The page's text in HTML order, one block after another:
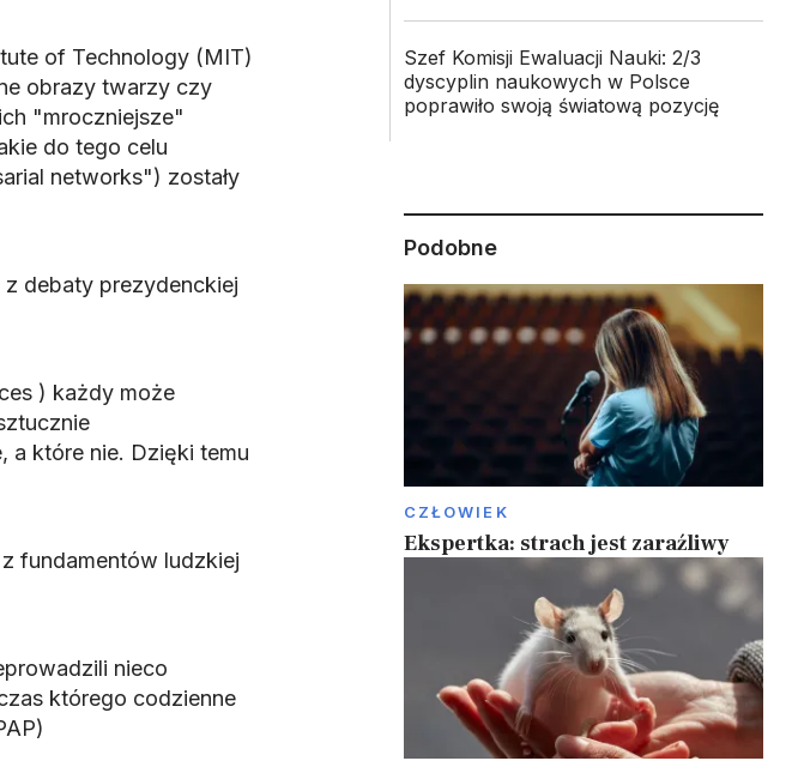
of Technology (MIT)
obrazy twarzy czy
"mroczniejsze"
do tego celu
networks") zostały
debaty prezydenckiej
) każdy może
a które nie. Dzięki temu
fundamentów ludzkiej
nieco
którego codzienne
Szef Komisji Ewaluacji Nauki: 2/3
dyscyplin naukowych w Polsce
poprawiło swoją światową pozycję
Podobne
CZŁOWIEK
Ekspertka: strach jest zaraźliwy